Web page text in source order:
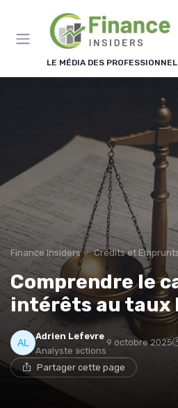
LE MÉDIA DES
Finance Insiders Crédits et
Comprendre le
intérêts au taux
Adrien Lefevre
Analyste actions
9 octobre 2025
Partager cette page